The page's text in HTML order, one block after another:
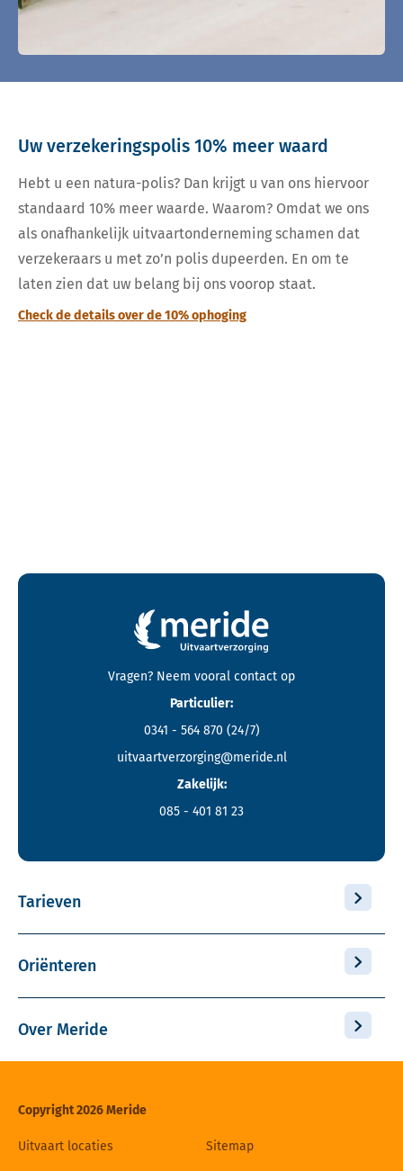
Uw verzekeringspolis 10% meer waard
Hebt u een natura-polis? Dan krijgt u van ons hiervoor
standaard 10% meer waarde. Waarom? Omdat we ons
als onafhankelijk uitvaartonderneming schamen dat
verzekeraars u met zo’n polis dupeerden. En om te
laten zien dat uw belang bij ons voorop staat.
Check de details over de 10% ophoging
Contactgegevens en footer menu van Meride
Vragen? Neem vooral contact op
Particulier:
0341 - 564 870 (24/7)
uitvaartverzorging@meride.nl
Zakelijk:
085 - 401 81 23
Tarieven
Oriënteren
Over Meride
Copyright 2026 Meride
Uitvaart locaties Sitemap